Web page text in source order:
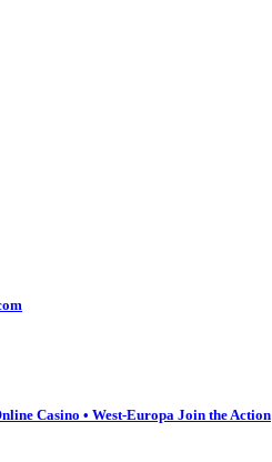
Casino • West-Europa Join the Action